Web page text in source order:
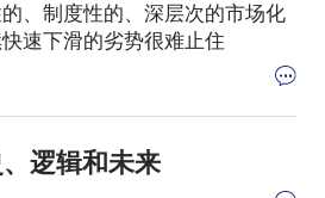
、制度性的、深层次的市场化
速下滑的劣势很难止住
逻辑和未来